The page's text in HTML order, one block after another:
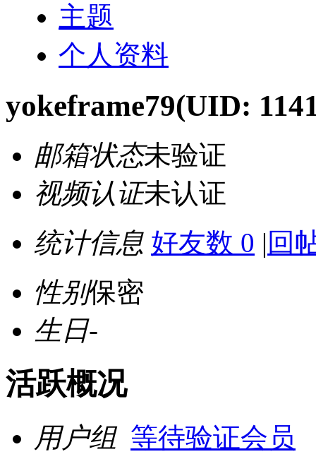
主题
个人资料
yokeframe79(UID:
邮箱状态未验证
视频认证未认证
统计信息 好友数 0 | 回
性别保密
生日-
活跃概况
用户组 等待验证会员